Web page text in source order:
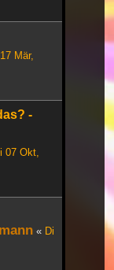
Mär,
-
07 Okt,
« Di